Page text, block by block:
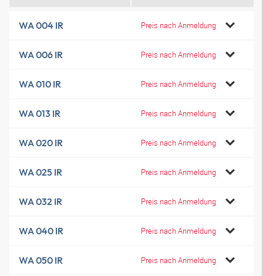
WA 004 IR Preis nach Anmeldung
WA 006 IR Preis nach Anmeldung
WA 010 IR Preis nach Anmeldung
WA 013 IR Preis nach Anmeldung
WA 020 IR Preis nach Anmeldung
WA 025 IR Preis nach Anmeldung
WA 032 IR Preis nach Anmeldung
WA 040 IR Preis nach Anmeldung
WA 050 IR Preis nach Anmeldung